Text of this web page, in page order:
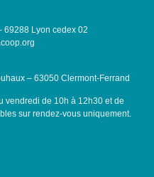
69288 Lyon cedex 02
– 63050 Clermont-Ferrand
vendredi de 10h à 12h30 et de
sur rendez-vous uniquement.